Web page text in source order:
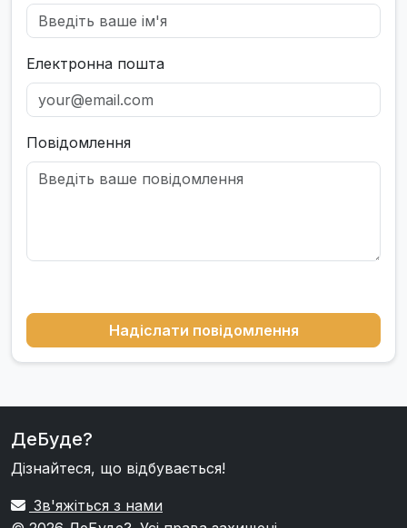
Електронна пошта
Повідомлення
Надіслати повідомлення
ДеБуде?
Дізнайтеся, що відбувається!
Зв'яжіться з нами